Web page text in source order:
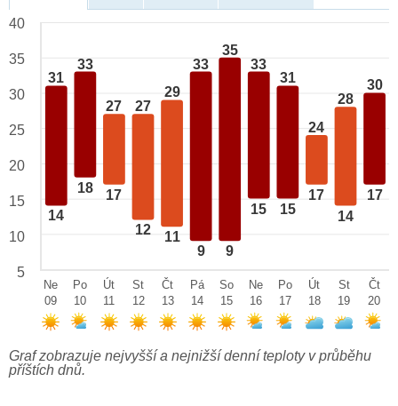
31
14
33
18
27
17
27
12
29
11
33
9
35
9
33
15
31
15
24
17
28
14
30
17
40
35
30
25
20
15
10
5
Ne
09
Po
10
Út
11
St
12
Čt
13
Pá
14
So
15
Ne
16
Po
17
Út
18
St
19
Čt
20
Graf zobrazuje nejvyšší a nejnižší denní teploty v průběhu
příštích dnů.